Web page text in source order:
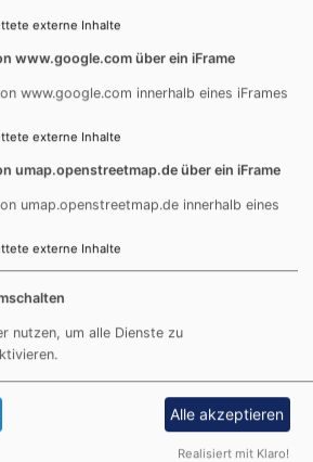
MARGARETHA - KIRCHE
externe Inhalte
www.google.com über ein iFrame
www.google.com innerhalb eines iFrames
externe Inhalte
umap.openstreetmap.de über ein iFrame
umap.openstreetmap.de innerhalb eines
externe Inhalte
nutzen, um alle Dienste zu
Alle akzeptieren
Realisiert mit Klaro!